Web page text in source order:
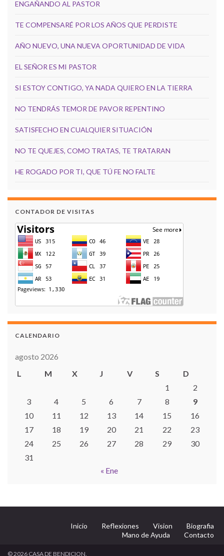
ENGAÑANDO AL PASTOR
TE COMPENSARÉ POR LOS AÑOS QUE PERDISTE
AÑO NUEVO, UNA NUEVA OPORTUNIDAD DE VIDA
EL SEÑOR ES MI PASTOR
SI ESTOY CONTIGO, YA NADA QUIERO EN LA TIERRA
NO TENDRÁS TEMOR DE PAVOR REPENTINO
SATISFECHO EN CUALQUIER SITUACIÓN
NO TE QUEJES, COMO TRATAS, TE TRATARAN
HE ROGADO POR TI, QUE TÚ FE NO FALTE
CONTADOR DE VISITAS
CALENDARIO
agosto 2026
L
M X J V S
D
1
2
3
4 5 6 7 8
9
10
11 12 13 14 15
16
17
18 19 20 21 22
23
24
25 26 27 28 29
30
31
« Ene
Inicio Reflexiones Vision
Biografia
Mano de Ayuda
Contacto
© 2026 CASA DE BENDICION.